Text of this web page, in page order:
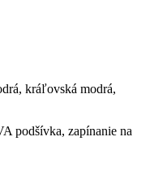
kráľovská modrá,
podšívka, zapínanie na